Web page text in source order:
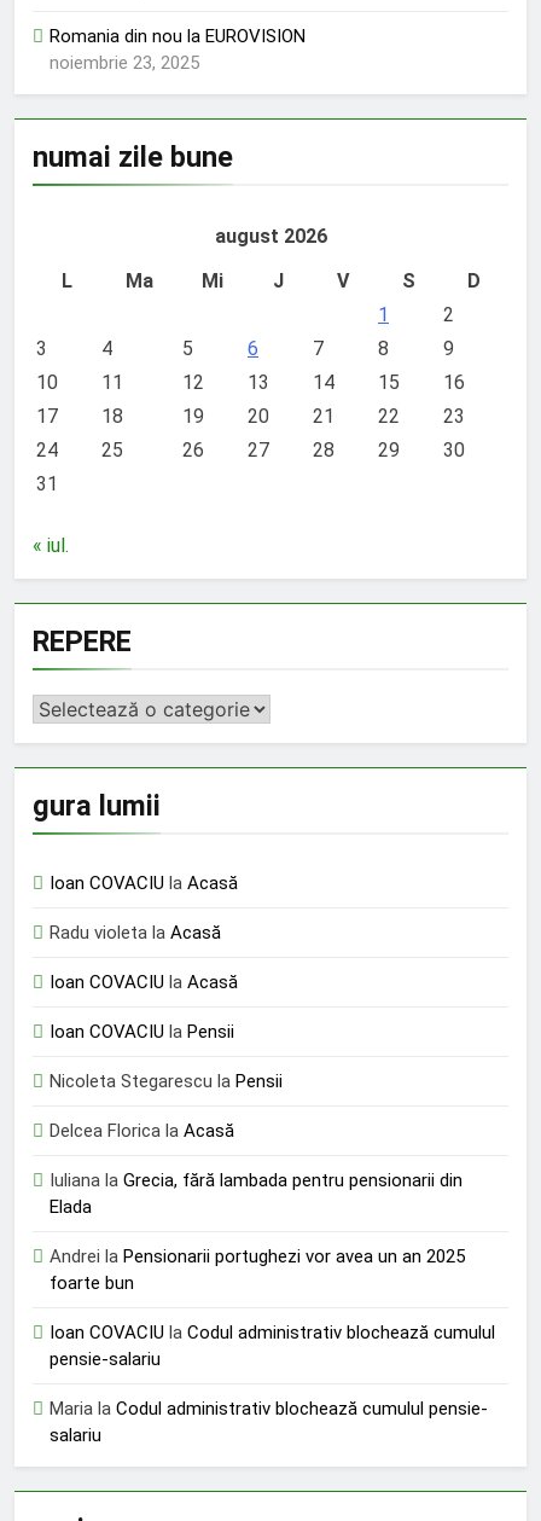
Romania din nou la EUROVISION
noiembrie 23, 2025
numai zile bune
august 2026
L
Ma Mi J V S
D
1
2
3
4 5 6 7 8
9
10
11 12 13 14 15
16
17
18 19 20 21 22
23
24
25 26 27 28 29
30
31
« iul.
REPERE
REPERE
gura lumii
Ioan COVACIU la Acasă
Radu violeta la Acasă
Ioan COVACIU la Acasă
Ioan COVACIU la Pensii
Nicoleta Stegarescu la Pensii
Delcea Florica la Acasă
Iuliana la Grecia, fără lambada pentru pensionarii din
Elada
Andrei la Pensionarii portughezi vor avea un an 2025
foarte bun
Ioan COVACIU la Codul administrativ blochează cumulul
pensie-salariu
Maria la Codul administrativ blochează cumulul pensie-
salariu